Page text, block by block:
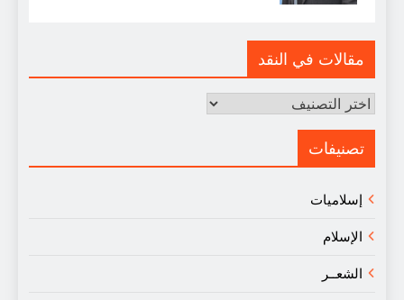
مقالات في النقد
مقالات
تصنيفات
إسلاميات
الإسلام
الشعــر